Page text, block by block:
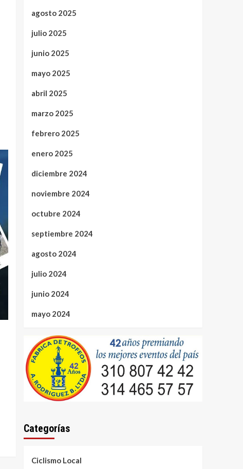
agosto 2025
julio 2025
junio 2025
mayo 2025
abril 2025
marzo 2025
febrero 2025
enero 2025
diciembre 2024
noviembre 2024
octubre 2024
septiembre 2024
agosto 2024
julio 2024
junio 2024
mayo 2024
Categorías
Ciclismo Local